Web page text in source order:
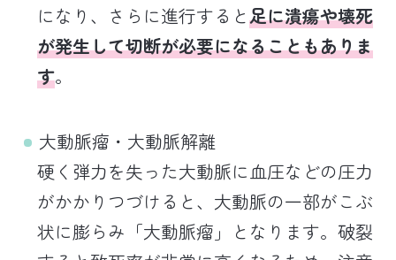
になり、さらに進行すると足に潰瘍や壊死
が発生して切断が必要になることもありま
す。
大動脈瘤・大動脈解離
硬く弾力を失った大動脈に血圧などの圧力
がかかりつづけると、大動脈の一部がこぶ
状に膨らみ「大動脈瘤」となります。破裂